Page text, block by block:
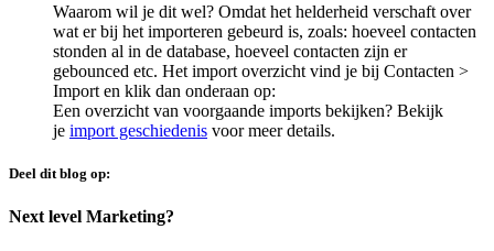
Waarom wil je dit wel? Omdat het helderheid verschaft over
wat er bij het importeren gebeurd is, zoals: hoeveel contacten
stonden al in de database, hoeveel contacten zijn er
gebounced etc. Het import overzicht vind je bij Contacten >
Import en klik dan onderaan op:
Een overzicht van voorgaande imports bekijken? Bekijk
je import geschiedenis voor meer details.
Deel dit blog op:
Next level Marketing?